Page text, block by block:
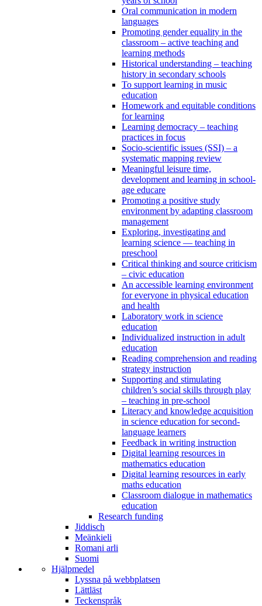
Oral communication in modern
languages
Promoting gender equality in the
classroom – active teaching and
learning methods
Historical understanding – teaching
history in secondary schools
To support learning in music
education
Homework and equitable conditions
for learning
Learning democracy – teaching
practices in focus
Socio-scientific issues (SSI) – a
systematic mapping review
Meaningful leisure time,
development and learning in school-
age educare
Promoting a positive study
environment by adapting classroom
management
Exploring, investigating and
learning science — teaching in
preschool
Critical thinking and source criticism
– civic education
An accessible learning environment
for everyone in physical education
and health
Laboratory work in science
education
Individualized instruction in adult
education
Reading comprehension and reading
strategy instruction
Supporting and stimulating
children’s social skills through play
– teaching in pre-school
Literacy and knowledge acquisition
in science education for second-
language learners
Feedback in writing instruction
Digital learning resources in
mathematics education
Digital learning resources in early
maths education
Classroom dialogue in mathematics
education
Research funding
Jiddisch
Meänkieli
Romani arli
Suomi
Hjälpmedel
Lyssna på webbplatsen
Lättläst
Teckenspråk